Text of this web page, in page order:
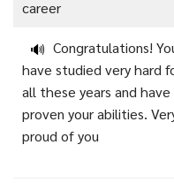
career
🔊 Congratulations!
have studied very hard
all these years and have
proven your abilities.
proud of you